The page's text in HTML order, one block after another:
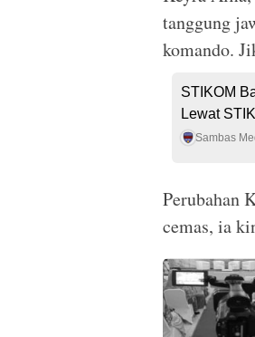
tanggung
komando.
STIKOM
Lewat
Sambas
Perubahan
cemas, ia